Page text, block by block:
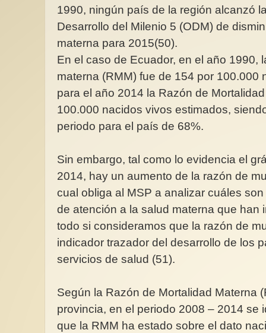
1990, ningún país de la región alcanzó
Desarrollo del Milenio 5 (ODM) de
materna para 2015(50).
En el caso de Ecuador, en el año 1990,
materna (RMM) fue de 154 por
para el año 2014 la Razón de
100.000 nacidos vivos estimados,
periodo para el país de 68%.
Sin embargo, tal como lo evidencia el
2014, hay un aumento de la razón de
cual obliga al MSP a analizar cuáles
de atención a la salud materna que han
todo si consideramos que la razón de
indicador trazador del desarrollo de los
servicios de salud (51).
Según la Razón de Mortalidad Materna
provincia, en el periodo 2008 – 2014 se
que la RMM ha estado sobre el dato